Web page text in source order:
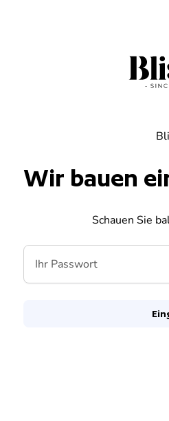
Wir bauen
Schauen Sie
Ihr Passwort